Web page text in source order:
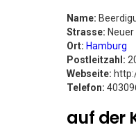
Name:
Strasse: Neuer
Ort: Hamburg
Postleitzahl:
Webseite:
Telefon:
auf der